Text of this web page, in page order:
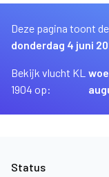
Deze pagina toont
donderdag 4 juni
Bekijk vlucht KL
1904 op:
Status